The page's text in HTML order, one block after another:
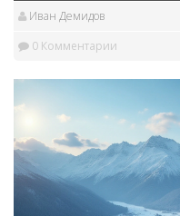
Иван Демидов
0 Комментарии